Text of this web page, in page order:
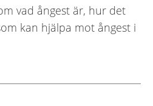
vad ångest är, hur det
kan hjälpa mot ångest i